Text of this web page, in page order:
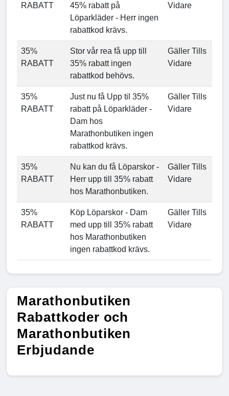
RABATT
45% rabatt på
Löparkläder - Herr ingen
rabattkod krävs.
Vidare
35%
RABATT
Stor vår rea få upp till
35% rabatt ingen
rabattkod behövs.
Gäller Tills
Vidare
35%
RABATT
Just nu få Upp til 35%
rabatt på Löparkläder -
Dam hos
Marathonbutiken ingen
rabattkod krävs.
Gäller Tills
Vidare
35%
RABATT
Nu kan du få Löparskor -
Herr upp till 35% rabatt
hos Marathonbutiken.
Gäller Tills
Vidare
35%
RABATT
Köp Löparskor - Dam
med upp till 35% rabatt
hos Marathonbutiken
ingen rabattkod krävs.
Gäller Tills
Vidare
Marathonbutiken
Rabattkoder och
Marathonbutiken
Erbjudande